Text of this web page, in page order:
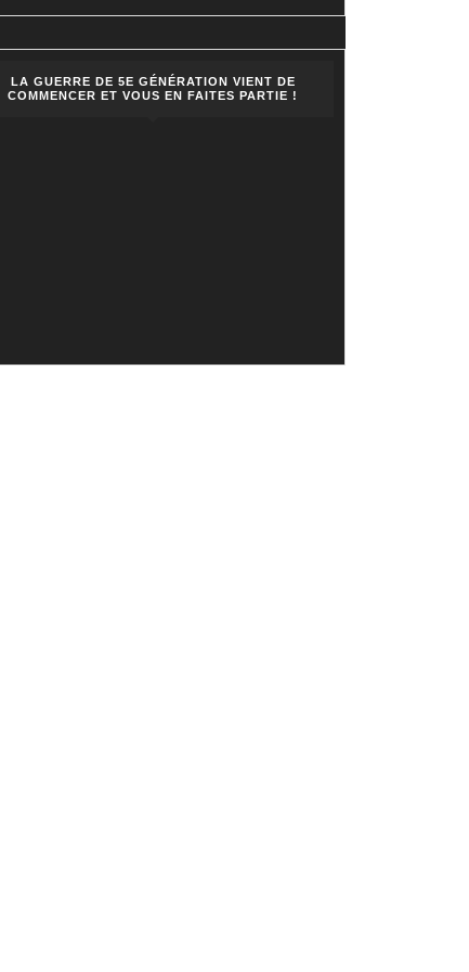
LA GUERRE DE 5E GÉNÉRATION VIENT DE
COMMENCER ET VOUS EN FAITES PARTIE !